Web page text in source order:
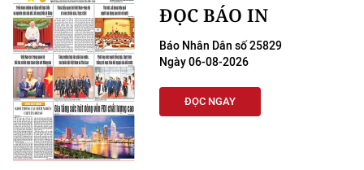
ĐỌC BÁO IN
Báo Nhân Dân số 25829
Ngày 06-08-2026
ĐỌC NGAY